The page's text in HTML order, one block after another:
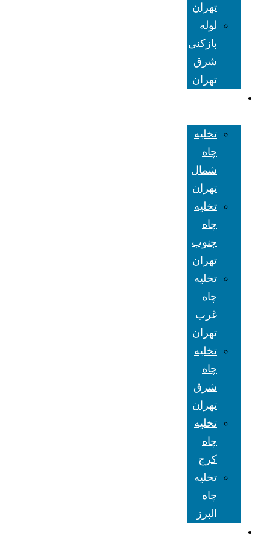
تهران
لوله
بازکنی
شرق
تهران
تخلیه
چاه
شمال
تهران
تخلیه
چاه
جنوب
تهران
تخلیه
چاه
غرب
تهران
تخلیه
چاه
شرق
تهران
تخلیه
چاه
کرج
تخلیه
چاه
البرز